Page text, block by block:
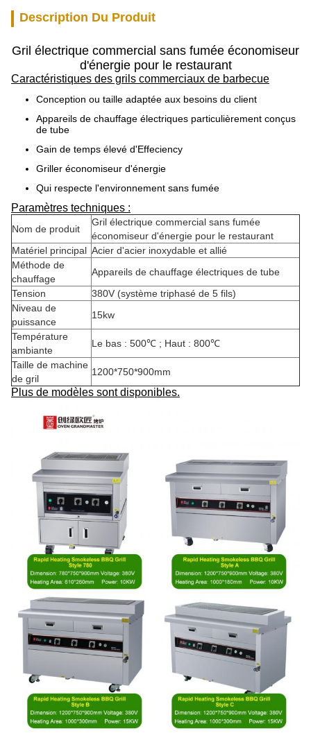
Description Du Produit
Gril électrique commercial sans fumée économiseur
d'énergie pour le restaurant
Caractéristiques des grils commerciaux de barbecue
Conception ou taille adaptée aux besoins du client
Appareils de chauffage électriques particulièrement conçus
de tube
Gain de temps élevé d'Effeciency
Griller économiseur d'énergie
Qui respecte l'environnement sans fumée
Paramètres techniques :
Nom de produit
Gril électrique commercial sans fumée
économiseur d'énergie pour le restaurant
Matériel principal Acier d'acier inoxydable et allié
Méthode de
chauffage
Appareils de chauffage électriques de tube
Tension
380V (système triphasé de 5 fils)
Niveau de
puissance
15kw
Température
ambiante
Le bas : 500℃ ; Haut : 800℃
Taille de machine
de gril
1200*750*900mm
Plus de modèles sont disponibles.